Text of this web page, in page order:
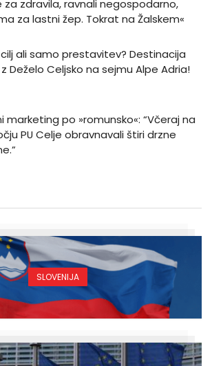
za zdravila, ravnali negospodarno,
za lastni žep. Tokrat na Žalskem«
cilj ali samo prestavitev? Destinacija
Deželo Celjsko na sejmu Alpe Adria!
marketing po »romunsko«: “Včeraj na
PU Celje obravnavali štiri drzne
SLOVENIJA